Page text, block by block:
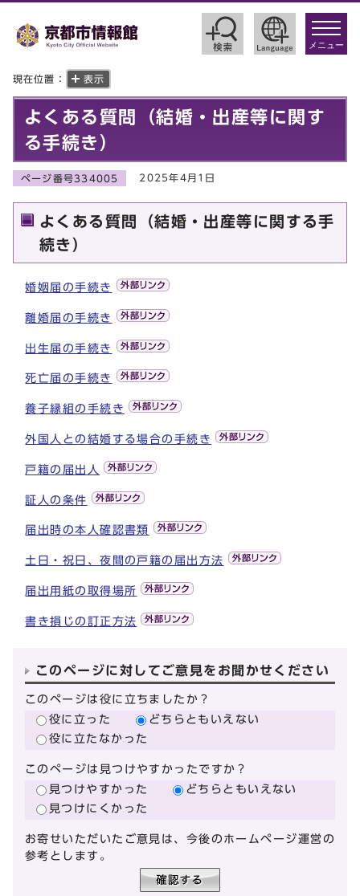
toggle
メニュー
現在位置： 表示
よくある質問（結婚・出産等に関す
る手続き）
ページ番号334005 2025年4月1日
よくある質問（結婚・出産等に関する手
続き）
婚姻届の手続き
離婚届の手続き
出生届の手続き
死亡届の手続き
養子縁組の手続き
外国人との結婚する場合の手続き
戸籍の届出人
証人の条件
届出時の本人確認書類
土日・祝日、夜間の戸籍の届出方法
届出用紙の取得場所
書き損じの訂正方法
このページに対してご意見をお聞かせください
このページは役に立ちましたか？
役に立った
どちらともいえない
役に立たなかった
このページは見つけやすかったですか？
見つけやすかった
どちらともいえない
見つけにくかった
お寄せいただいたご意見は、今後のホームページ運営の
参考とします。